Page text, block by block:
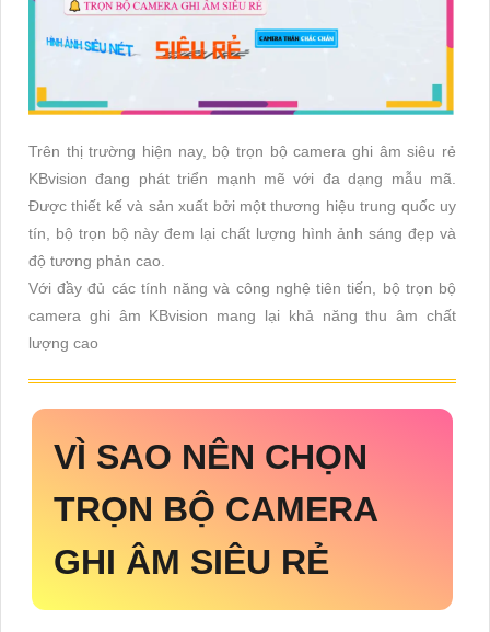
Trên thị trường hiện nay, bộ trọn bộ camera ghi âm siêu rẻ
KBvision đang phát triển mạnh mẽ với đa dạng mẫu mã.
Được thiết kế và sản xuất bởi một thương hiệu trung quốc uy
tín, bộ trọn bộ này đem lại chất lượng hình ảnh sáng đẹp và
độ tương phản cao.
Với đầy đủ các tính năng và công nghệ tiên tiến, bộ trọn bộ
camera ghi âm KBvision mang lại khả năng thu âm chất
lượng cao
VÌ SAO NÊN CHỌN
TRỌN BỘ CAMERA
GHI ÂM SIÊU RẺ